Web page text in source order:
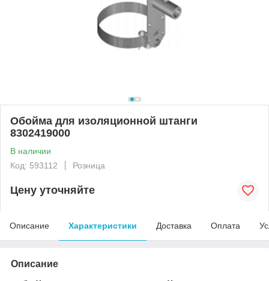
Обойма для изоляционной штанги
8302419000
В наличии
Код: 593112
Розница
Цену уточняйте
Описание Характеристики Доставка Оплата
Описание